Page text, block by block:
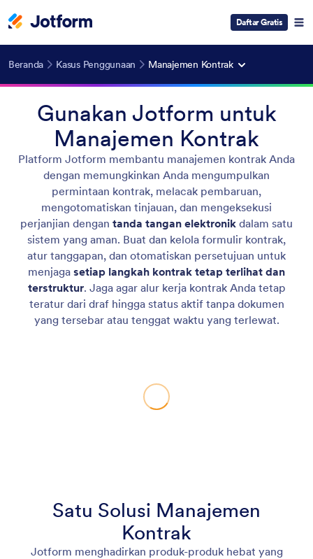
Daftar Gratis
Beranda Kasus Penggunaan Manajemen Kontrak
Gunakan Jotform untuk
Manajemen Kontrak
Platform Jotform membantu manajemen kontrak Anda
dengan memungkinkan Anda mengumpulkan
permintaan kontrak, melacak pembaruan,
mengotomatiskan tinjauan, dan mengeksekusi
perjanjian dengan tanda tangan elektronik dalam satu
sistem yang aman. Buat dan kelola formulir kontrak,
atur tanggapan, dan otomatiskan persetujuan untuk
menjaga setiap langkah kontrak tetap terlihat dan
terstruktur. Jaga agar alur kerja kontrak Anda tetap
teratur dari draf hingga status aktif tanpa dokumen
yang tersebar atau tenggat waktu yang terlewat.
Satu Solusi Manajemen
Kontrak
Jotform menghadirkan produk-produk hebat yang